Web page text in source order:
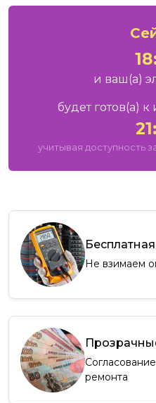
и ваш(а)
будет готов(а) к
учитывая доступность
Не взимаем
ремонта